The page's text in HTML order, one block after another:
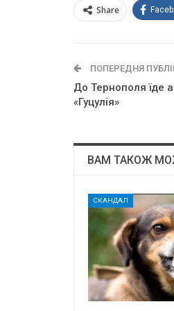
Share
ПОПЕРЕДНЯ
До Тернополя їде
«Гуцулія»
ВАМ ТАКОЖ
СКАНДАЛ